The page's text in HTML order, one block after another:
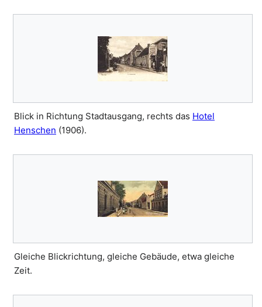
Blick in Richtung Stadtausgang, rechts das Hotel
Henschen (1906).
Gleiche Blickrichtung, gleiche Gebäude, etwa gleiche
Zeit.